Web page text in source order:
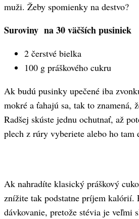
muži. Žeby spomienky na destvo?
Suroviny na 30 väčších pusiniek
2 čerstvé bielka
100 g práškového cukru
Ak budú pusinky upečené iba
mokré a ťahajú sa, tak to znamená,
Radšej skúste jednu ochutnať, až
plech z rúry vyberiete alebo ho tam
Ak nahradíte klasický práškový
znížite tak podstatne príjem kalórií.
dávkovanie, pretože stévia je veľmi